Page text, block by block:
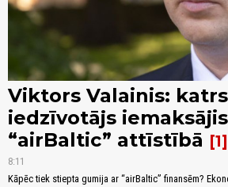
Viktors Valainis:
iedzīvotājs
“airBaltic” attīstībā
1
8:11
Kāpēc tiek stiepta gumija ar “airBaltic” finansēm?